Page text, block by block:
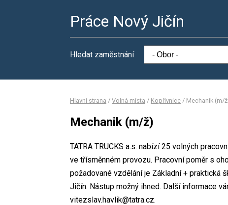
Práce Nový Jičín
Hledat zaměstnání
Hlavní strana / Volná místa / Kopřivnice / Mechanik (m/
Mechanik (m/ž)
TATRA TRUCKS a.s. nabízí 25 volných
ve třísměnném provozu. Pracovní poměr s
požadované vzdělání je Základní + praktická
Jičín. Nástup možný ihned. Další informace
vitezslav.havlik@tatra.cz.